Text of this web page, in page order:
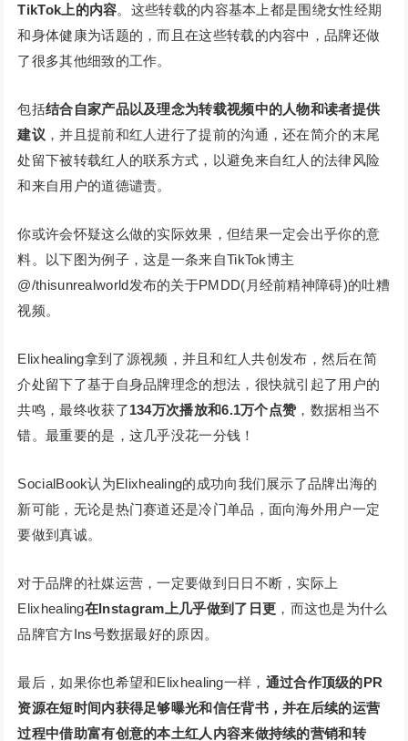
TikTok上的内容。这些转载的内容基本上都是围绕女性经期
和身体健康为话题的，而且在这些转载的内容中，品牌还做
了很多其他细致的工作。
包括结合自家产品以及理念为转载视频中的人物和读者提供
建议 ，并且提前和红人进行了提前的沟通，还在简介的末尾
处留下被转载红人的联系方式，以避免来自红人的法律风险
和来自用户的道德谴责。
你或许会怀疑这么做的实际效果，但结果一定会出乎你的意
料。以下图为例子，这是一条来自TikTok博主
@/thisunrealworld发布的关于PMDD(月经前精神障碍)的吐糟
视频。
Elixhealing拿到了源视频，并且和红人共创发布，然后在简
介处留下了基于自身品牌理念的想法，很快就引起了用户的
共鸣，最终收获了134万次播放和6.1万个点赞 ，数据相当不
错。最重要的是，这几乎没花一分钱！
SocialBook认为Elixhealing的成功向我们展示了品牌出海的
新可能，无论是热门赛道还是冷门单品，面向海外用户一定
要做到真诚。
对于品牌的社媒运营，一定要做到日日不断，实际上
Elixhealing在Instagram上几乎做到了日更 ，而这也是为什么
品牌官方Ins号数据最好的原因。
最后，如果你也希望和Elixhealing一样， 通过合作顶级的PR
资源在短时间内获得足够曝光和信任背书，并在后续的运营
过程中借助富有创意的本土红人内容来做持续的营销和转